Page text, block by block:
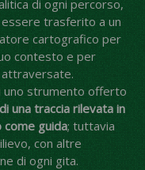
di ogni percorso,
trasferito a un
cartografico per
contesto e per
uno strumento offerto
una traccia rilevata in
come guida; tuttavia
con altre
di ogni gita.